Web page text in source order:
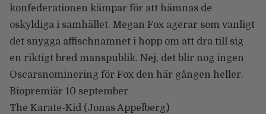
konfederationen kämpar för att hämnas de
oskyldiga i samhället. Megan Fox agerar som vanligt
det snygga affischnamnet i hopp om att dra till sig
en riktigt bred manspublik. Nej, det blir nog ingen
Oscarsnominering för Fox den här gången heller.
Biopremiär 10 september
The Karate-Kid (Jonas Appelberg)